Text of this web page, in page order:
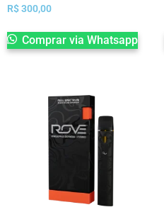
R$300,00
Comprar via Whatsapp